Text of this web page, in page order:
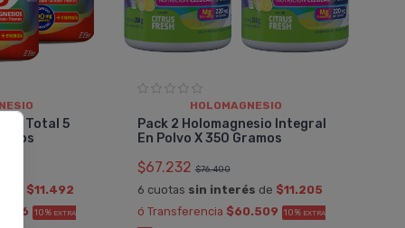
Total 5
$11.492
10% EXTRA
HOLOMAGNESIO
Pack 2 Holomagnesio Integral
En Polvo X 350 Gramos
$67.232 $76.400
6 cuotas sin interés de $11.205
ó Transferencia $60.509 10% EXTRA